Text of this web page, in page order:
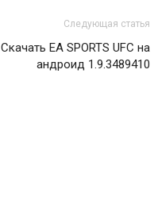
Следующая статья
Скачать EA SPORTS UFC на
андроид 1.9.3489410